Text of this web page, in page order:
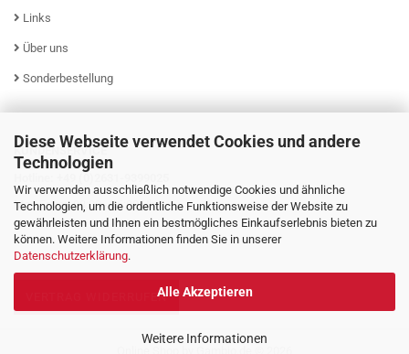
Diese Webseite verwendet Cookies und andere
Technologien
Wir verwenden ausschließlich notwendige Cookies und ähnliche
Technologien, um die ordentliche Funktionsweise der Website zu
gewährleisten und Ihnen ein bestmögliches Einkaufserlebnis bieten zu
können. Weitere Informationen finden Sie in unserer
Datenschutzerklärung.
Alle Akzeptieren
Weitere Informationen
Links
Über uns
Sonderbestellung
KUNDENSERVICE
Mo - Fr von 08:00 - 16:00 Uhr
VERTRAG WIDERRUFEN